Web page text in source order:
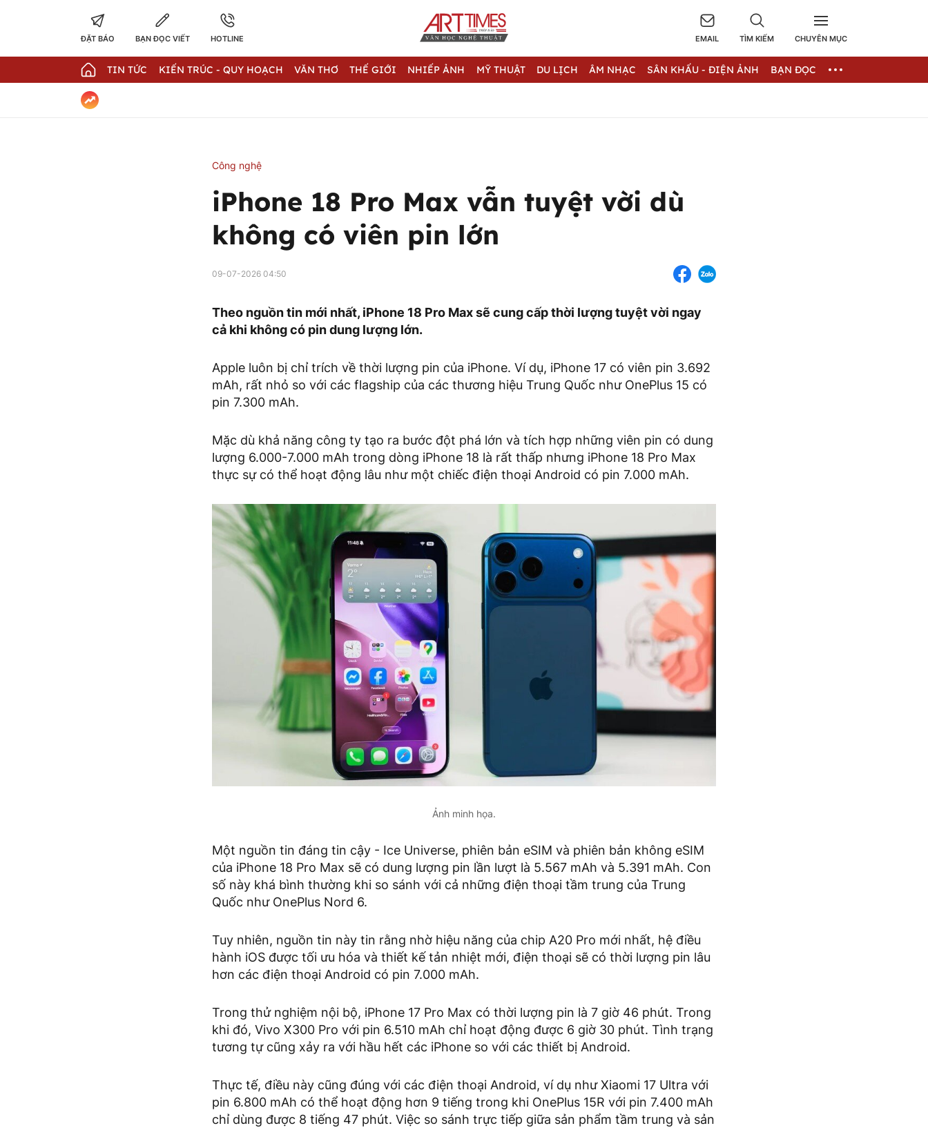
ĐẶT BÁO BẠN ĐỌC VIẾT HOTLINE EMAIL TÌM KIẾM CHUYÊN MỤC
TIN TỨC KIẾN TRÚC - QUY HOẠCH VĂN THƠ THẾ GIỚI NHIẾP ẢNH MỸ THUẬT DU LỊCH ÂM NHẠC SÂN KHẤU - ĐIỆN ẢNH BẠN ĐỌC
Công nghệ
iPhone 18 Pro Max vẫn tuyệt vời dù
không có viên pin lớn
09-07-2026 04:50
Theo nguồn tin mới nhất, iPhone 18 Pro Max sẽ cung cấp thời lượng tuyệt vời ngay
cả khi không có pin dung lượng lớn.
Apple luôn bị chỉ trích về thời lượng pin của iPhone. Ví dụ, iPhone 17 có viên pin 3.692
mAh, rất nhỏ so với các flagship của các thương hiệu Trung Quốc như OnePlus 15 có
pin 7.300 mAh.
Mặc dù khả năng công ty tạo ra bước đột phá lớn và tích hợp những viên pin có dung
lượng 6.000-7.000 mAh trong dòng iPhone 18 là rất thấp nhưng iPhone 18 Pro Max
thực sự có thể hoạt động lâu như một chiếc điện thoại Android có pin 7.000 mAh.
Ảnh minh họa.
Một nguồn tin đáng tin cậy - Ice Universe, phiên bản eSIM và phiên bản không eSIM
của iPhone 18 Pro Max sẽ có dung lượng pin lần lượt là 5.567 mAh và 5.391 mAh. Con
số này khá bình thường khi so sánh với cả những điện thoại tầm trung của Trung
Quốc như OnePlus Nord 6.
Tuy nhiên, nguồn tin này tin rằng nhờ hiệu năng của chip A20 Pro mới nhất, hệ điều
hành iOS được tối ưu hóa và thiết kế tản nhiệt mới, điện thoại sẽ có thời lượng pin lâu
hơn các điện thoại Android có pin 7.000 mAh.
Trong thử nghiệm nội bộ, iPhone 17 Pro Max có thời lượng pin là 7 giờ 46 phút. Trong
khi đó, Vivo X300 Pro với pin 6.510 mAh chỉ hoạt động được 6 giờ 30 phút. Tình trạng
tương tự cũng xảy ra với hầu hết các iPhone so với các thiết bị Android.
Thực tế, điều này cũng đúng với các điện thoại Android, ví dụ như Xiaomi 17 Ultra với
pin 6.800 mAh có thể hoạt động hơn 9 tiếng trong khi OnePlus 15R với pin 7.400 mAh
chỉ dùng được 8 tiếng 47 phút. Việc so sánh trực tiếp giữa sản phẩm tầm trung và sản